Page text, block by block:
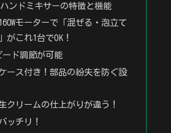
ンドミキサーの特徴と機能
モーターで「混ぜる・泡立て
がこれ1台でOK！
ード調節が可能
ース付き！部品の紛失を防ぐ設
クリームの仕上がりが違う！
ッチリ！